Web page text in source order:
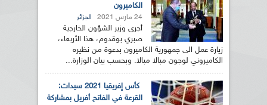
الكاميرون
24 مارس 2021 الجزائر
أجرى وزير الشؤون الخارجية
صبري بوقدوم، هذا الأربعاء،
زيارة عمل الى جمهورية الكاميرون بدعوة من نظيره
الكاميروني لوجون مبالا مبالا. وبحسب بيان الوزارة...
كأس إفريقيا 2021 سيدات:
القرعة في الفاتح أفريل بمشاركة